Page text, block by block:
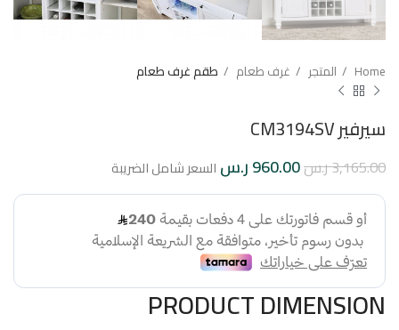
Home المتجر غرف طعام طقم غرف طعام
سيرفير CM3194SV
3,165.00ر.س960.00ر.س السعر شامل الضريبة
PRODUCT DIMENSION